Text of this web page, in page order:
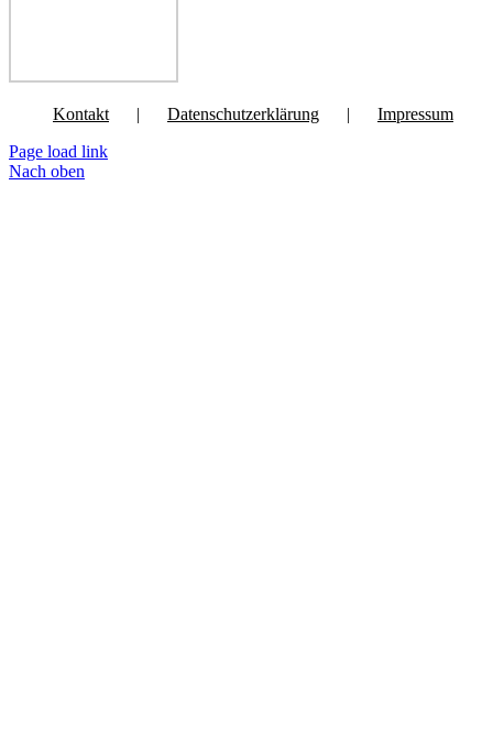
Kontakt Datenschutzerklärung
Impressum
Page load link
Nach oben